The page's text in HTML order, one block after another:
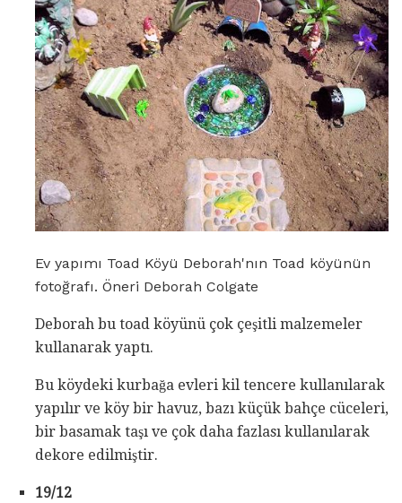
Ev yapımı Toad Köyü Deborah'nın Toad köyünün
fotoğrafı. Öneri Deborah Colgate
Deborah bu toad köyünü çok çeşitli malzemeler
kullanarak yaptı.
Bu köydeki kurbağa evleri kil tencere kullanılarak
yapılır ve köy bir havuz, bazı küçük bahçe cüceleri,
bir basamak taşı ve çok daha fazlası kullanılarak
dekore edilmiştir.
19/12